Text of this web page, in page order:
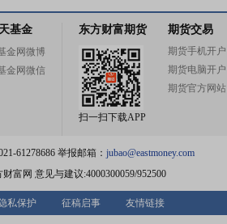
基金
金网微博
金网微信
东方财富期货
扫一扫下载APP
期货交易
期货手机开户
期货电脑开户
期货官方网站
61278686 举报邮箱： jubao@eastmoney.com
富网 意见与建议:4000300059/952500
私保护 征稿启事 友情链接